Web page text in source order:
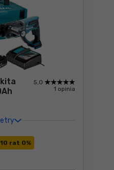
5,0
1 opinia
10 rat 0%